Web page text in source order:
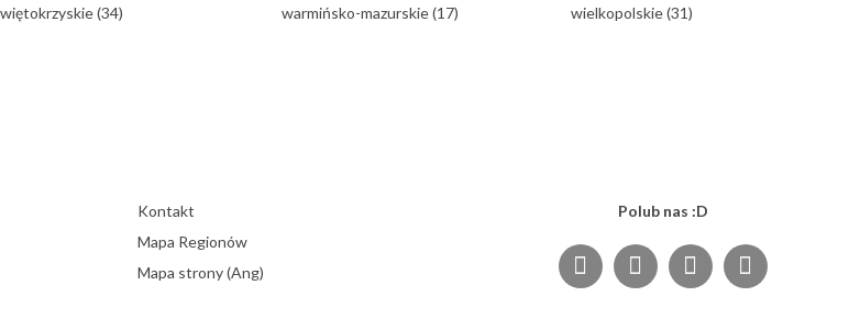
(34) warmińsko-mazurskie(17) wielkopolskie(31)
Kontakt
Mapa Regionów
Mapa strony (Ang)
Polub nas :D